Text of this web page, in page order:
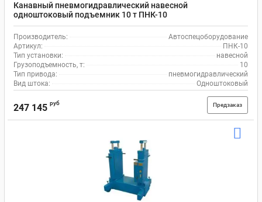
Канавный пневмогидравлический навесной
одноштоковый подъемник 10 т ПНК-10
Производитель:
Автоспецоборудование
Артикул:
ПНК-10
Тип установки:
навесной
Грузоподъемность, т:
10
Тип привода:
пневмогидравлический
Вид штока:
Одноштоковый
247 145 руб Предзаказ